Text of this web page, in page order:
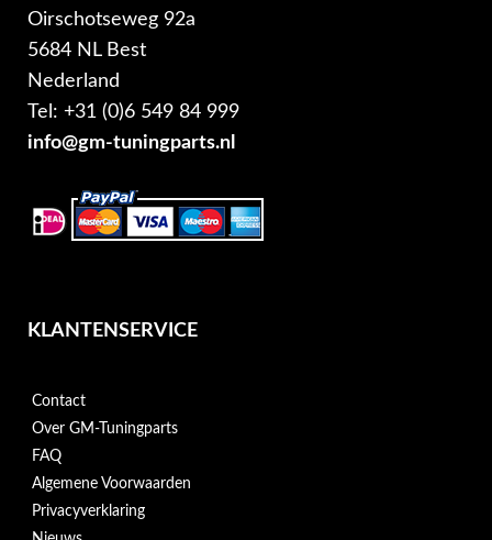
Oirschotseweg 92a
5684 NL Best
Nederland
Tel: +31 (0)6 549 84 999
info@gm-tuningparts.nl
KLANTENSERVICE
Contact
Over GM-Tuningparts
FAQ
Algemene Voorwaarden
Privacyverklaring